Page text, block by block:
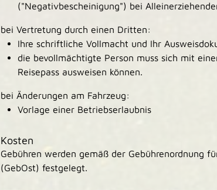
("Negativbescheinigung") bei
bei Vertretung durch einen Dritten:
Ihre schriftliche Vollmacht und Ihr
die bevollmächtigte Person muss sich mit
Reisepass ausweisen können.
bei Änderungen am Fahrzeug:
Vorlage einer Betriebserlaubnis
Kosten
Gebühren werden gemäß der Gebührenordnung
(GebOst) festgelegt.